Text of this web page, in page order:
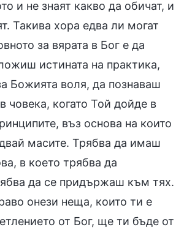
и не знаят какво да обичат, и
Такива хора едва ли могат
за вярата в Бог е да
истината на практика,
Божията воля, да познаваш
човека, когато Той дойде в
въз основа на които
масите. Трябва да имаш
в което трябва да
да се придържаш към тях.
онези неща, които ти е
от Бог, ще ти бъде от